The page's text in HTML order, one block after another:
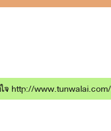
จ http://